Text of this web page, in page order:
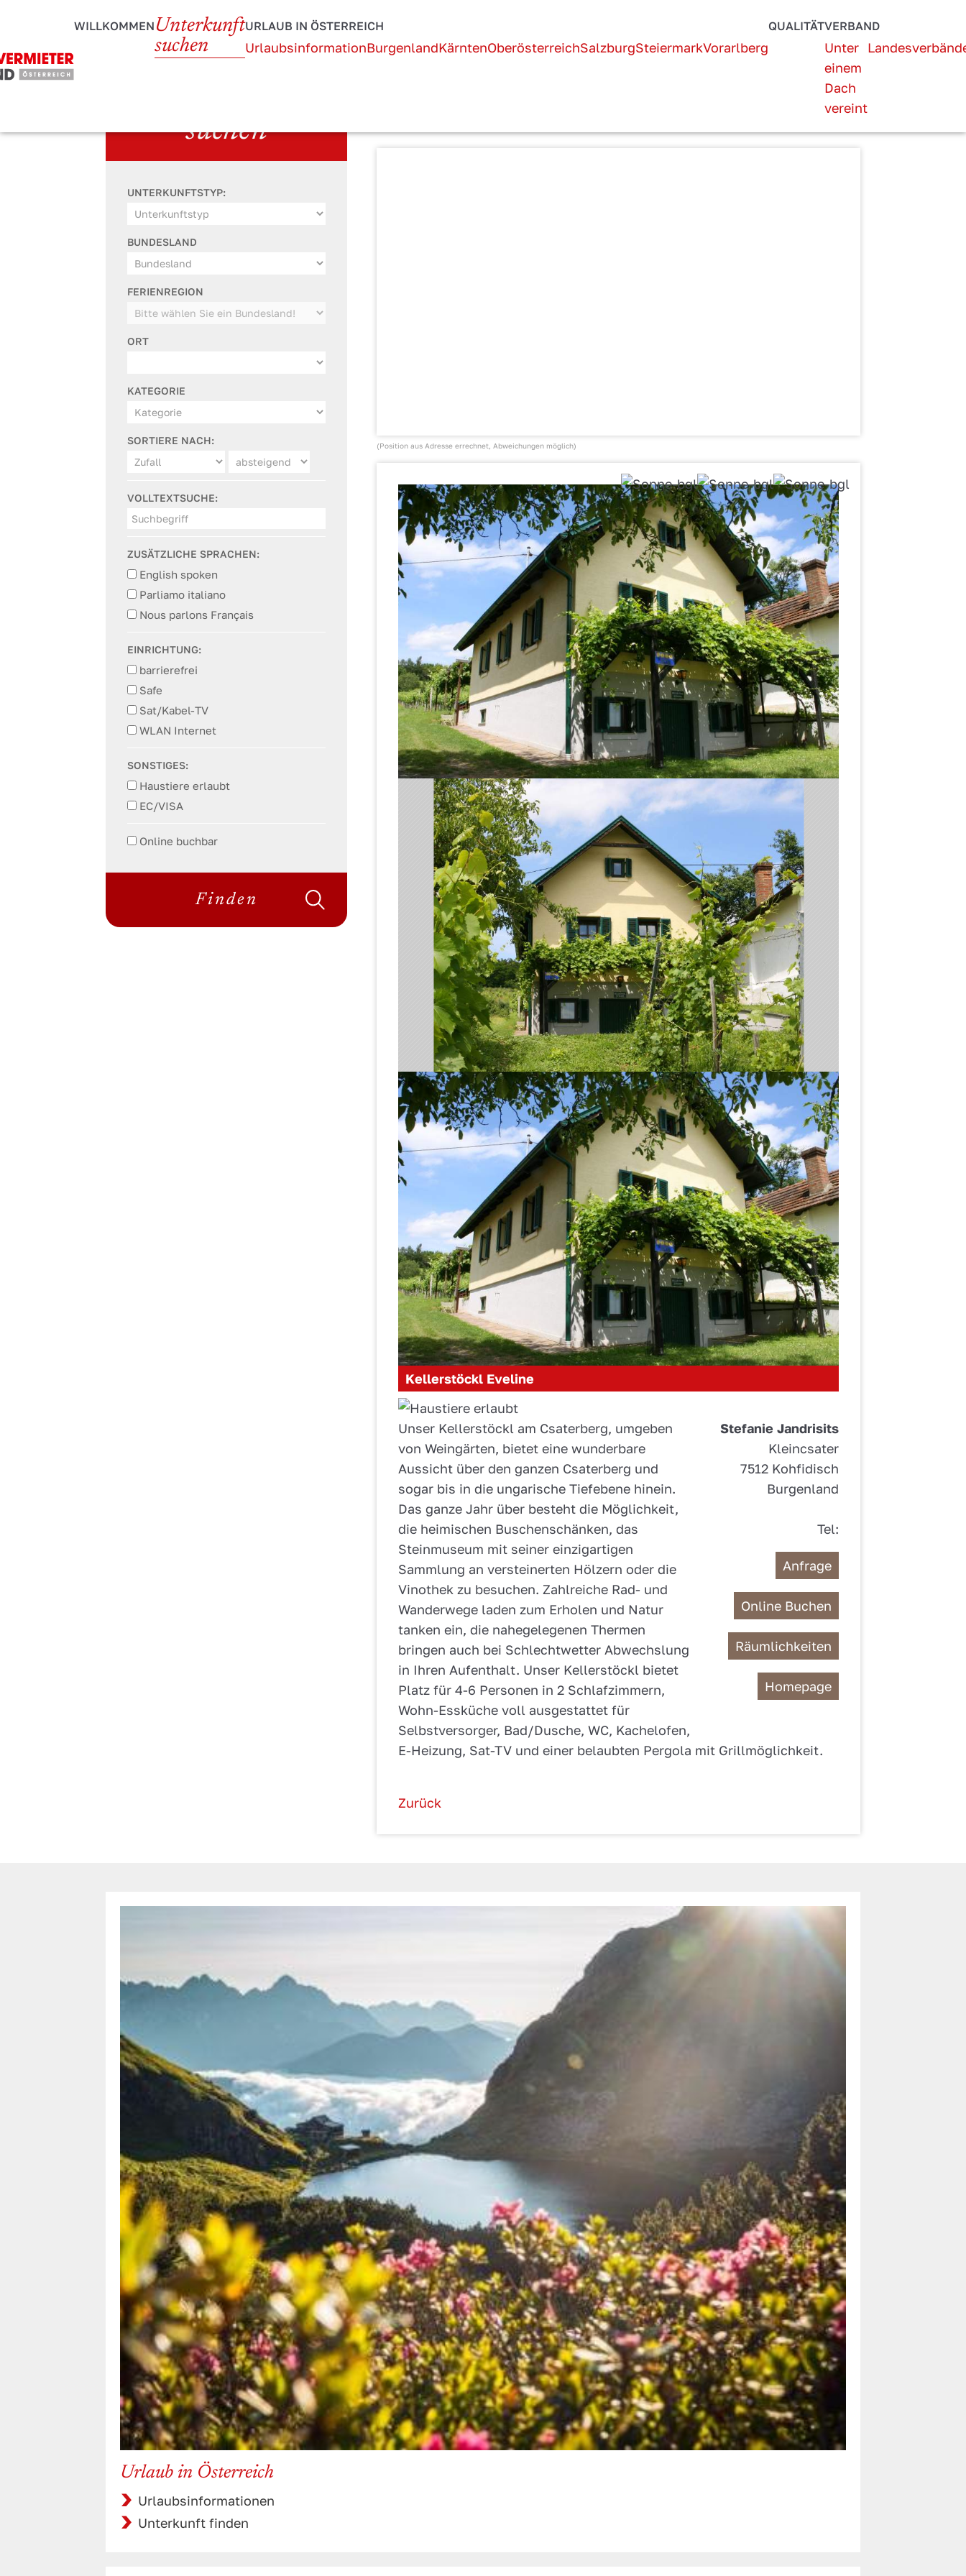
WILLKOMMEN Unterkunft
suchen
URLAUB IN ÖSTERREICH
UrlaubsinformationBurgenlandKärntenOberösterreichSalzburgSteiermarkVorarlberg
QUALITÄTVERBAND
Unter
einem
Dach
vereint
Österreich!
suchen
UNTERKUNFTSTYP:
BUNDESLAND
FERIENREGION
ORT
KATEGORIE
SORTIERE NACH:
VOLLTEXTSUCHE:
ZUSÄTZLICHE SPRACHEN:
English spoken
Parliamo italiano
Nous parlons Français
EINRICHTUNG:
barrierefrei
Safe
Sat/Kabel-TV
WLAN Internet
SONSTIGES:
Haustiere erlaubt
EC/VISA
Online buchbar
(Position aus Adresse errechnet, Abweichungen möglich)
Kellerstöckl Eveline
Stefanie Jandrisits
Kleincsater
7512 Kohfidisch
Burgenland
Tel:
Anfrage
Online Buchen
Räumlichkeiten
Homepage
Unser Kellerstöckl am Csaterberg, umgeben
von Weingärten, bietet eine wunderbare
Aussicht über den ganzen Csaterberg und
sogar bis in die ungarische Tiefebene hinein.
Das ganze Jahr über besteht die Möglichkeit,
die heimischen Buschenschänken, das
Steinmuseum mit seiner einzigartigen
Sammlung an versteinerten Hölzern oder die
Vinothek zu besuchen. Zahlreiche Rad- und
Wanderwege laden zum Erholen und Natur
tanken ein, die nahegelegenen Thermen
bringen auch bei Schlechtwetter Abwechslung
in Ihren Aufenthalt. Unser Kellerstöckl bietet
Platz für 4-6 Personen in 2 Schlafzimmern,
Wohn-Essküche voll ausgestattet für
Selbstversorger, Bad/Dusche, WC, Kachelofen,
E-Heizung, Sat-TV und einer belaubten Pergola mit Grillmöglichkeit.
Zurück
Urlaub in Österreich
Urlaubsinformationen
Unterkunft finden